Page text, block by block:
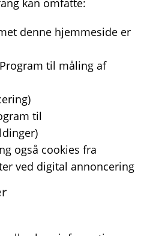
kan omfatte:
denne hjemmeside er
til måling af
til
også cookies fra
ved digital annoncering